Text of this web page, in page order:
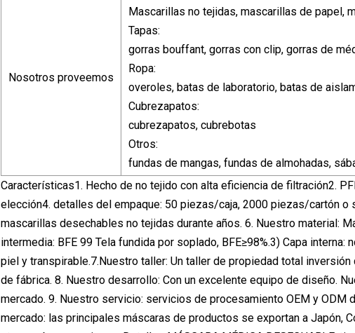
Nosotros proveemos
Mascarillas no tejidas, mascarillas de papel,
Tapas:
gorras bouffant, gorras con clip, gorras de
Ropa:
overoles, batas de laboratorio, batas de
Cubrezapatos:
cubrezapatos, cubrebotas
Otros:
fundas de mangas, fundas de almohadas,
Características1. Hecho de no tejido con alta eficiencia de filtración2.
elección4. detalles del empaque: 50 piezas/caja, 2000 piezas/cartón
mascarillas desechables no tejidas durante años. 6. Nuestro material:
intermedia: BFE 99 Tela fundida por soplado, BFE≥98%.3) Capa
piel y transpirable.7.Nuestro taller: Un taller de propiedad total
de fábrica. 8. Nuestro desarrollo: Con un excelente equipo de diseño.
mercado. 9. Nuestro servicio: servicios de procesamiento OEM y
mercado: las principales máscaras de productos se exportan a Japón,